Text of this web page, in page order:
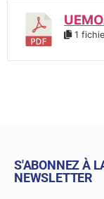
1
S'ABONNEZ À
NEWSLETTER